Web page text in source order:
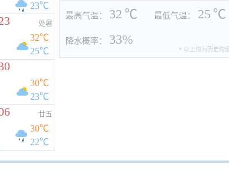
23℃
处暑
32℃
25℃
30℃
23℃
廿五
30℃
22℃
最高气温： 32 ℃ 最低气温： 25 ℃
降水概率： 33%
* 以上均为历史均